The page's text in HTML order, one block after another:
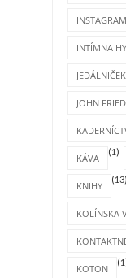
INSTAGRAM
INTÍMNA
JEDÁLNIČEK
JOHN
KÁVA
(1)
KNIHY
(13)
KOLÍNSKA
KOTON